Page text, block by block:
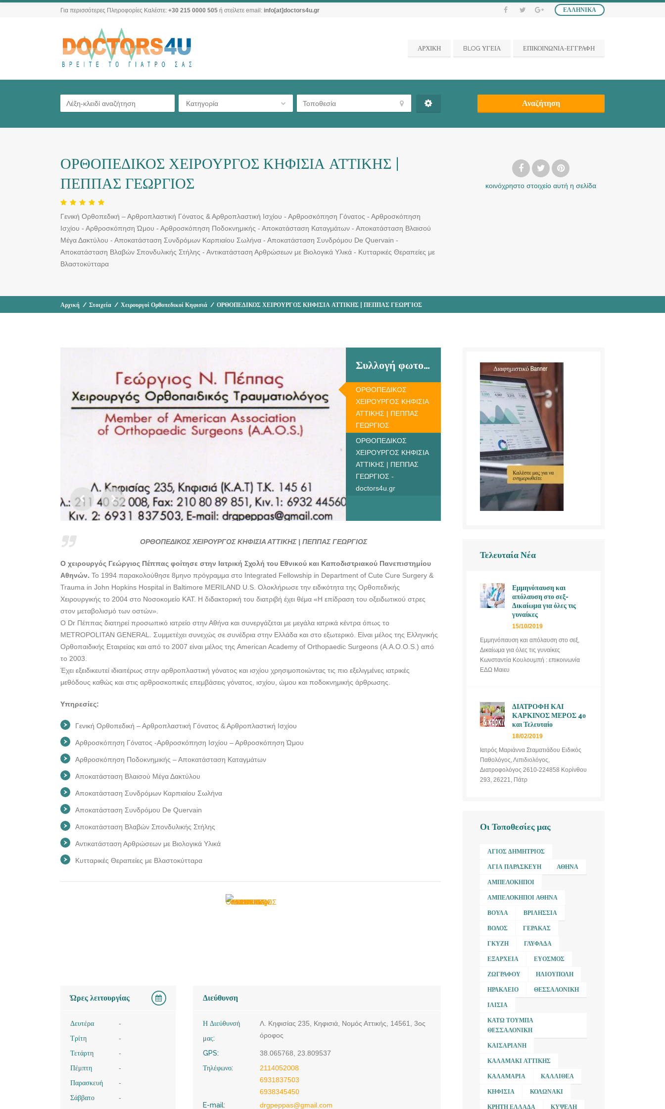
ΕΛΛΗΝΙΚΆ
Για περισσότερες Πληροφορίες Καλέστε: +30 215 0000 505 ή στείλετε email: info[at]doctors4u.gr
ΑΡΧΙΚΗ BLOG ΥΓΕΙΑ ΕΠΙΚΟΙΝΩΝΙΑ-ΕΓΓΡΑΦΗ
Κατηγορία Αναζήτηση
ΟΡΘΟΠΕΔΙΚΟΣ ΧΕΙΡΟΥΡΓΟΣ ΚΗΦΙΣΙΑ ΑΤΤΙΚΗΣ |
ΠΕΠΠΑΣ ΓΕΩΡΓΙΟΣ
Γενική Ορθοπεδική – Αρθροπλαστική Γόνατος & Αρθροπλαστική Ισχίου - Αρθροσκόπηση Γόνατος - Αρθροσκόπηση
Ισχίου - Αρθροσκόπηση Ώμου - Αρθροσκόπηση Ποδοκνημικής - Αποκατάσταση Καταγμάτων - Αποκατάσταση Βλαισού
Μέγα Δακτύλου - Αποκατάσταση Συνδρόμων Καρπιαίου Σωλήνα - Αποκατάσταση Συνδρόμου De Quervain -
Αποκατάσταση Βλαβών Σπονδυλικής Στήλης - Αντικατάσταση Αρθρώσεων με Βιολογικά Υλικά - Κυτταρικές Θεραπείες με
Βλαστοκύτταρα
κοινόχρηστο στοιχείο αυτή η σελίδα
Αρχική / Στοιχεία / Χειρουργοί Ορθοπεδικοί Κηφισιά / ΟΡΘΟΠΕΔΙΚΟΣ ΧΕΙΡΟΥΡΓΟΣ ΚΗΦΙΣΙΑ ΑΤΤΙΚΗΣ | ΠΕΠΠΑΣ ΓΕΩΡΓΙΟΣ
Συλλογή φωτογραφιών
ΟΡΘΟΠΕΔΙΚΟΣ
ΧΕΙΡΟΥΡΓΟΣ ΚΗΦΙΣΙΑ
ΑΤΤΙΚΗΣ | ΠΕΠΠΑΣ
ΓΕΩΡΓΙΟΣ
ΟΡΘΟΠΕΔΙΚΟΣ
ΧΕΙΡΟΥΡΓΟΣ ΚΗΦΙΣΙΑ
ΑΤΤΙΚΗΣ | ΠΕΠΠΑΣ
ΓΕΩΡΓΙΟΣ -
doctors4u.gr
ΟΡΘΟΠΕΔΙΚΟΣ ΧΕΙΡΟΥΡΓΟΣ ΚΗΦΙΣΙΑ ΑΤΤΙΚΗΣ | ΠΕΠΠΑΣ ΓΕΩΡΓΙΟΣ
Ο χειρουργός Γεώργιος Πέππας φοίτησε στην Ιατρική Σχολή του Εθνικού και Καποδιστριακού Πανεπιστημίου
Αθηνών. Το 1994 παρακολούθησε 8μηνο πρόγραμμα στο Integrated Fellowship in Department of Cute Cure Surgery &
Trauma in John Hopkins Hospital in Baltimore MERILAND U.S. Ολοκλήρωσε την ειδικότητα της Ορθοπεδικής
Χειρουργικής το 2004 στο Νοσοκομείο ΚΑΤ. Η διδακτορική του διατριβή έχει θέμα «Η επίδραση του οξειδωτικού στρες
στον μεταβολισμό των οστών».
Ο Dr Πέππας διατηρεί προσωπικό ιατρείο στην Αθήνα και συνεργάζεται με μεγάλα ιατρικά κέντρα όπως το
METROPOLITAN GENERAL. Συμμετέχει συνεχώς σε συνέδρια στην Ελλάδα και στο εξωτερικό. Είναι μέλος της Ελληνικής
Ορθοπαιδικής Εταιρείας και από το 2007 είναι μέλος της American Academy of Orthopaedic Surgeons (A.A.O.O.S.) από
το 2003.
Έχει εξειδικευτεί ιδιαιτέρως στην αρθροπλαστική γόνατος και ισχίου χρησιμοποιώντας τις πιο εξελιγμένες ιατρικές
μεθόδους καθώς και στις αρθροσκοπικές επεμβάσεις γόνατος, ισχίου, ώμου και ποδοκνημικής άρθρωσης.
Υπηρεσίες:
Γενική Ορθοπεδική – Αρθροπλαστική Γόνατος & Αρθροπλαστική Ισχίου
Αρθροσκόπηση Γόνατος -Αρθροσκόπηση Ισχίου – Αρθροσκόπηση Ώμου
Αρθροσκόπηση Ποδοκνημικής – Αποκατάσταση Καταγμάτων
Αποκατάσταση Βλαισού Μέγα Δακτύλου
Αποκατάσταση Συνδρόμων Καρπιαίου Σωλήνα
Αποκατάσταση Συνδρόμου De Quervain
Αποκατάσταση Βλαβών Σπονδυλικής Στήλης
Αντικατάσταση Αρθρώσεων με Βιολογικά Υλικά
Κυτταρικές Θεραπείες με Βλαστοκύτταρα
Ώρες λειτουργίας
Δευτέρα
-
Τρίτη
-
Τετάρτη
-
Πέμπτη
-
Παρασκευή
-
Σάββατο
-
Διεύθυνση
Η Διεύθυνσή
μας:
Λ. Κηφισίας 235, Κηφισιά, Νομός Αττικής, 14561, 3ος
όροφος
GPS:
38.065768, 23.809537
Τηλέφωνο:
2114052008
6931837503
6938345450
E-mail:
drgpeppas@gmail.com
Τελευταία Νέα
Εμμηνόπαυση και
απόλαυση στο σεξ-
Δικαίωμα για όλες τις
γυναίκες
15/10/2019
Εμμηνόπαυση και απόλαυση στο σεξ,
Δικαίωμα για όλες τις γυναίκες
Κωνσταντία Κουλουμπή : επικοινωνία
ΕΔΩ Μαιευ
ΔΙΑΤΡΟΦΗ ΚΑΙ
ΚΑΡΚΙΝΟΣ ΜΕΡΟΣ 4ο
και Τελευταίο
18/02/2019
Ιατρός Μαριάννα Σταματιάδου Ειδικός
Παθολόγος, Λιπιδιολόγος,
Διατροφολόγος 2610-224858 Κορίνθου
293, 26221, Πάτρ
Οι Τοποθεσίες μας
ΆΓΙΟΣ ΔΗΜΉΤΡΙΟΣ
ΑΓΊΑ ΠΑΡΑΣΚΕΥΉ ΑΘΉΝΑ
ΑΜΠΕΛΌΚΗΠΟΙ
ΑΜΠΕΛΌΚΗΠΟΙ ΑΘΉΝΑ
ΒΟΎΛΑ ΒΡΙΛΉΣΣΙΑ
ΒΌΛΟΣ ΓΈΡΑΚΑΣ
ΓΚΎΖΗ ΓΛΥΦΆΔΑ
ΕΞΆΡΧΕΙΑ ΕΎΟΣΜΟΣ
ΖΩΓΡΆΦΟΥ ΗΛΙΟΎΠΟΛΗ
ΗΡΆΚΛΕΙΟ ΘΕΣΣΑΛΟΝΊΚΗ
ΙΛΊΣΙΑ
ΚΆΤΩ ΤΟΎΜΠΑ
ΘΕΣΣΑΛΟΝΊΚΗ
ΚΑΙΣΑΡΙΑΝΉ
ΚΑΛΑΜΆΚΙ ΑΤΤΙΚΉΣ
ΚΑΛΑΜΑΡΙΆ ΚΑΛΛΙΘΈΑ
ΚΗΦΙΣΙΆ ΚΟΛΩΝΆΚΙ
ΚΡΉΤΗ ΕΛΛΆΔΑ ΚΥΨΈΛΗ